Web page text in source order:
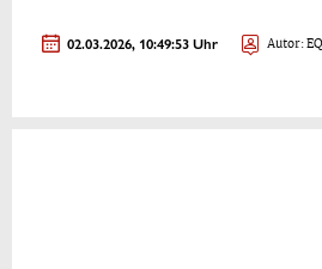
02.03.2026, 10:49:53 Uhr Autor: